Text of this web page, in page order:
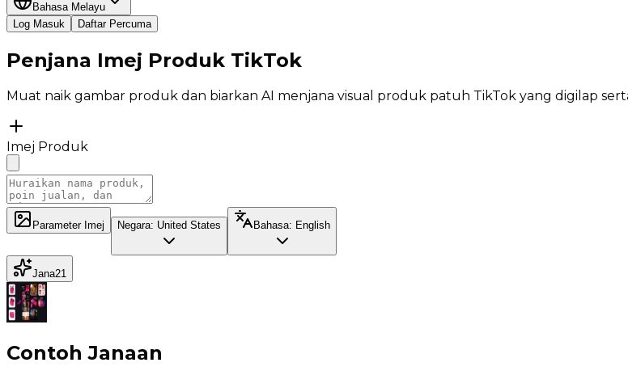
Bahasa Melayu
Log Masuk
Daftar Percuma
Penjana Imej Produk TikTok
Muat naik gambar produk dan biarkan AI menjana visual produk patuh TikTok yang digilap
Imej Produk
Parameter Imej Negara: United States Bahasa: English
Jana21
Contoh Janaan